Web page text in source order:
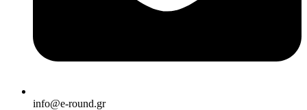
info@e-round.gr